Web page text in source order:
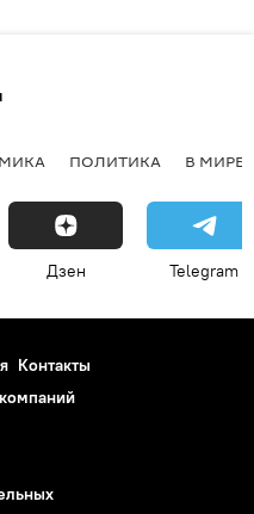
ПОЛИТИКА В МИРЕ
Дзен Telegram
Контакты